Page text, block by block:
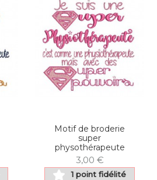
Motif de broderie
super
physothérapeute
3,00 €
1 point fidélité